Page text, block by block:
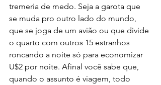
tremeria de medo. Seja a garota que
se muda pro outro lado do mundo,
que se joga de um avião ou que divide
o quarto com outros 15 estranhos
roncando a noite só para economizar
U$2 por noite. Afinal você sabe que,
quando o assunto é viagem, todo